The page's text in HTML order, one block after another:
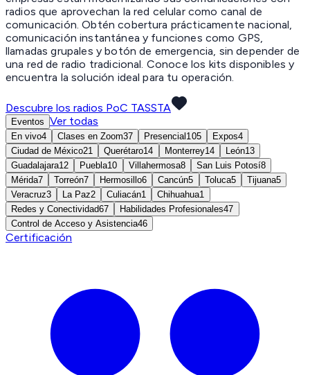
radios que aprovechan la red celular como canal de
comunicación. Obtén cobertura prácticamente nacional,
comunicación instantánea y funciones como GPS,
llamadas grupales y botón de emergencia, sin depender de
una red de radio tradicional. Conoce los kits disponibles y
encuentra la solución ideal para tu operación.
Descubre los radios PoC TASSTA
Eventos Ver todas
En vivo4 Clases en Zoom37 Presencial 105 Expos4
Ciudad de México21 Querétaro14 Monterrey14 León13
Guadalajara12 Puebla10 Villahermosa8 San Luis Potosí8
Mérida7 Torreón7 Hermosillo6 Cancún5 Toluca5 Tijuana5
Veracruz3 La Paz2 Culiacán1 Chihuahua1
Redes y Conectividad67 Habilidades Profesionales47
Control de Acceso y Asistencia46
Certificación